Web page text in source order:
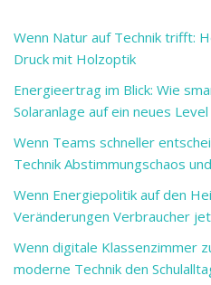
Wenn Natur auf Technik trifft:
Druck mit Holzoptik
Energieertrag im Blick: Wie
Solaranlage auf ein neues
Wenn Teams schneller
Technik Abstimmungschaos
Wenn Energiepolitik auf den
Veränderungen Verbraucher
Wenn digitale Klassenzimmer
moderne Technik den